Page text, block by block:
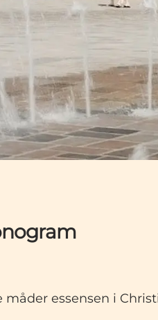
essensen i